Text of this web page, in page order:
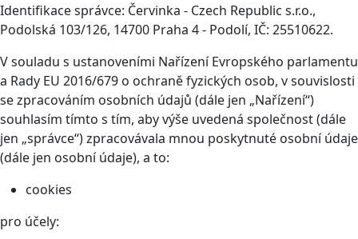
Identifikace správce: Červinka - Czech Republic s.r.o.,
Podolská 103/126, 14700 Praha 4 - Podolí, IČ: 25510622.
V souladu s ustanoveními Nařízení Evropského parlamentu
a Rady EU 2016/679 o ochraně fyzických osob, v souvislosti
se zpracováním osobních údajů (dále jen „Nařízení“)
souhlasím tímto s tím, aby výše uvedená společnost (dále
jen „správce“) zpracovávala mnou poskytnuté osobní údaje
(dále jen osobní údaje), a to:
cookies
pro účely: